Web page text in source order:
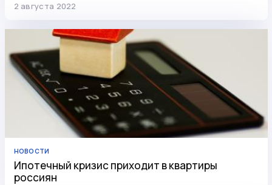
2 августа 2022
НОВОСТИ
Ипотечный кризис приходит в квартиры
россиян